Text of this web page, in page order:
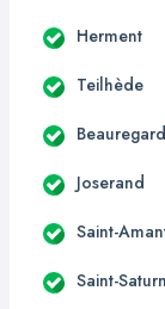
Herment
Teilhède
Joserand
Saint-
Saint-